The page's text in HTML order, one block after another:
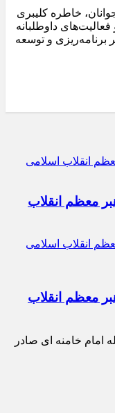
خاطره کلیبری
داوطلبانه
برنامه‌ریزی و توسعه
معظم انقلاب
معظم انقلاب
امام خامنه ای صادر